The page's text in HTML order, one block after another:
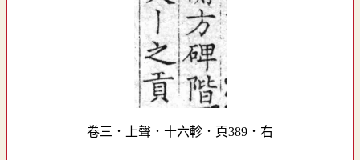
卷三．上聲．十六軫．頁389．右